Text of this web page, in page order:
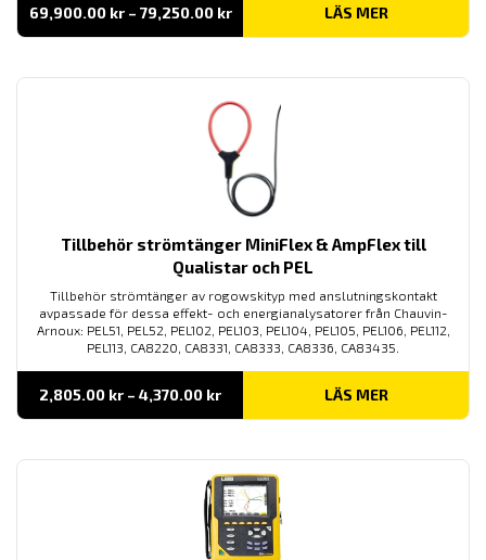
69,900.00 kr – 79,250.00 krPrisintervall:
till
LÄS MER
Tillbehör strömtänger MiniFlex & AmpFlex till
Qualistar och PEL
Tillbehör strömtänger av rogowskityp med anslutningskontakt
avpassade för dessa effekt- och energianalysatorer från Chauvin-
Arnoux: PEL51, PEL52, PEL102, PEL103, PEL104, PEL105, PEL106, PEL112,
PEL113, CA8220, CA8331, CA8333, CA8336, CA83435.
2,805.00 kr – 4,370.00 krPrisintervall:
till
LÄS MER